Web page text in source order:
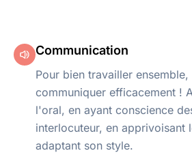
Communication
Pour bien travailler
communiquer efficacement !
l'oral, en ayant conscience
interlocuteur, en apprivoisant
adaptant son style.